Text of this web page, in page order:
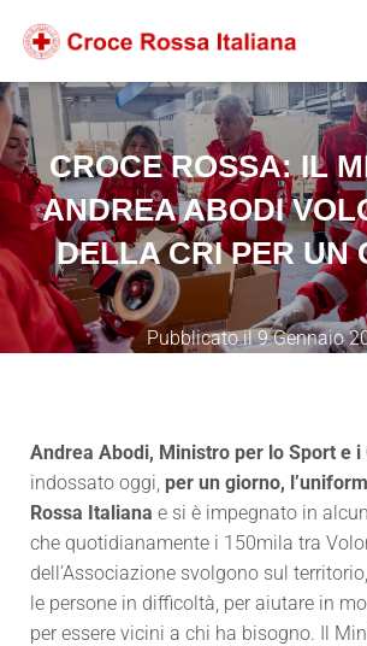
contenuto
alla
navigazione
footer
CROCE ROSSA: IL
ANDREA ABODI
DELLA CRI PER UN
Pubblicato il9 Gennaio
Andrea Abodi, Ministro per lo Sport e i
indossato oggi, per un giorno,
Rossa Italiana e si è impegnato in
che quotidianamente i 150mila tra
dell’Associazione svolgono sul
le persone in difficoltà, per aiutare in
per essere vicini a chi ha bisogno. Il